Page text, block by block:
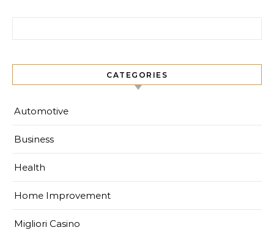
CATEGORIES
Automotive
Business
Health
Home Improvement
Migliori Casino